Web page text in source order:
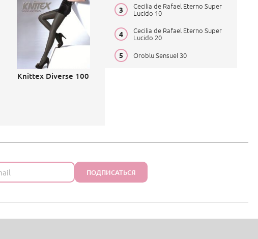
Knittex Diverse 100
Cecilia de Rafael Eterno Super
Lucido 10
Cecilia de Rafael Eterno Super
Lucido 20
Oroblu Sensuel 30
ПОДПИСАТЬСЯ